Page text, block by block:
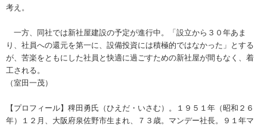
考え。
一方、同社では新社屋建設の予定が進行中。「設立から３０年あま
り、社員への還元を第一に、設備投資には積極的ではなかった」とする
が、苦楽をともにした社員と快適に過ごすための新社屋が間もなく、着
工される。
（室田一茂）
【プロフィール】稗田勇氏（ひえだ・いさむ）。１９５１年（昭和２６
年）１２月、大阪府泉佐野市生まれ、７３歳。マンデー社長。９１年マ